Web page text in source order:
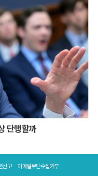
단행할까
신고 이메일무단수집거부